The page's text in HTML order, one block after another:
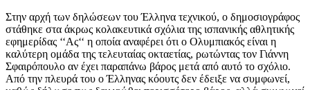
Στην αρχή των δηλώσεων του Έλληνα τεχνικού, ο δημοσιογράφος
στάθηκε στα άκρως κολακευτικά σχόλια της ισπανικής αθλητικής
εφημερίδας ‘‘Ας‘‘ η οποία αναφέρει ότι ο Ολυμπιακός είναι η
καλύτερη ομάδα της τελευταίας οκταετίας, ρωτώντας τον Γιάννη
Σφαιρόπουλο αν έχει παραπάνω βάρος μετά από αυτό το σχόλιο.
Από την πλευρά του ο Έλληνας κόουτς δεν έδειξε να συμφωνεί,